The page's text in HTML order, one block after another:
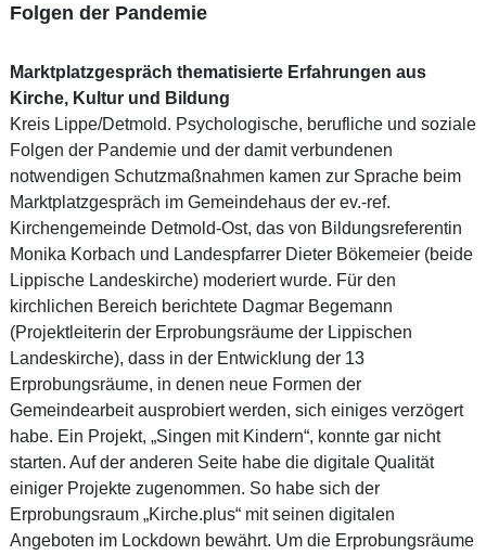
Folgen der Pandemie
Marktplatzgespräch thematisierte Erfahrungen aus
Kirche, Kultur und Bildung
Kreis Lippe/Detmold. Psychologische, berufliche und soziale
Folgen der Pandemie und der damit verbundenen
notwendigen Schutzmaßnahmen kamen zur Sprache beim
Marktplatzgespräch im Gemeindehaus der ev.-ref.
Kirchengemeinde Detmold-Ost, das von Bildungsreferentin
Monika Korbach und Landespfarrer Dieter Bökemeier (beide
Lippische Landeskirche) moderiert wurde. Für den
kirchlichen Bereich berichtete Dagmar Begemann
(Projektleiterin der Erprobungsräume der Lippischen
Landeskirche), dass in der Entwicklung der 13
Erprobungsräume, in denen neue Formen der
Gemeindearbeit ausprobiert werden, sich einiges verzögert
habe. Ein Projekt, „Singen mit Kindern“, konnte gar nicht
starten. Auf der anderen Seite habe die digitale Qualität
einiger Projekte zugenommen. So habe sich der
Erprobungsraum „Kirche.plus“ mit seinen digitalen
Angeboten im Lockdown bewährt. Um die Erprobungsräume